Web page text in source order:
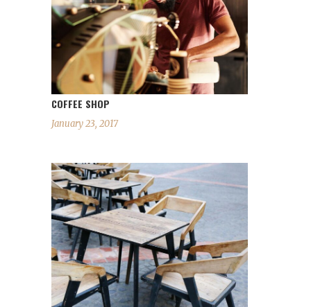
COFFEE SHOP
January 23, 2017